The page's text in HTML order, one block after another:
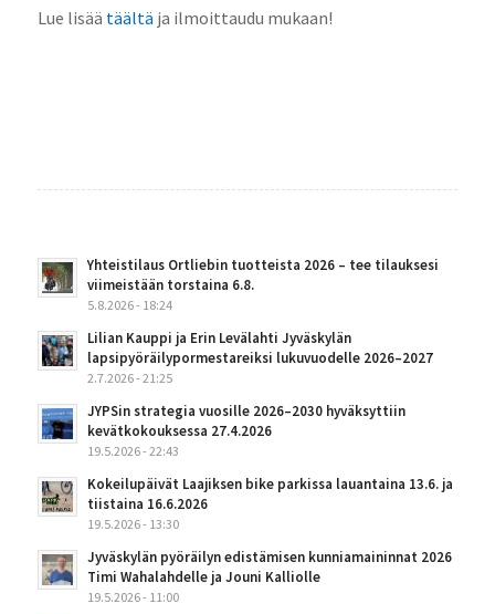
Lue lisää täältä ja ilmoittaudu mukaan!
Yhteistilaus Ortliebin tuotteista 2026 – tee tilauksesi
viimeistään torstaina 6.8.
5.8.2026 - 18:24
Lilian Kauppi ja Erin Levälahti Jyväskylän
lapsipyöräilypormestareiksi lukuvuodelle 2026–2027
2.7.2026 - 21:25
JYPSin strategia vuosille 2026–2030 hyväksyttiin
kevätkokouksessa 27.4.2026
19.5.2026 - 22:43
Kokeilupäivät Laajiksen bike parkissa lauantaina 13.6. ja
tiistaina 16.6.2026
19.5.2026 - 13:30
Jyväskylän pyöräilyn edistämisen kunniamaininnat 2026
Timi Wahalahdelle ja Jouni Kalliolle
19.5.2026 - 11:00